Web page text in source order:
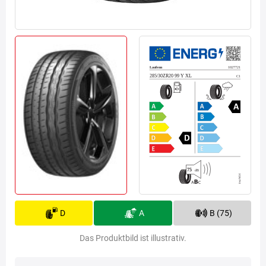
D A B (75)
Das Produktbild ist illustrativ.